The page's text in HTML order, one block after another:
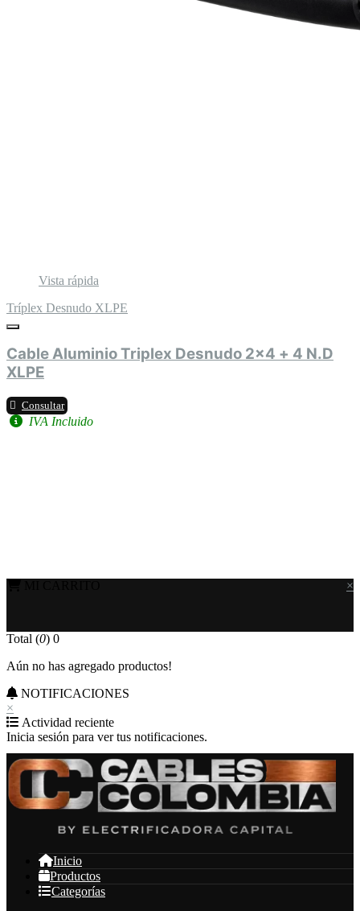
Vista rápida
Tríplex Desnudo XLPE
Cable Aluminio Triplex Desnudo 2x4 + 4 N.D
XLPE
Consultar
IVA Incluido
×
Total (0) 0
Aún no has agregado productos!
NOTIFICACIONES
×
Actividad reciente
Inicia sesión para ver tus notificaciones.
Inicio
Productos
Categorías